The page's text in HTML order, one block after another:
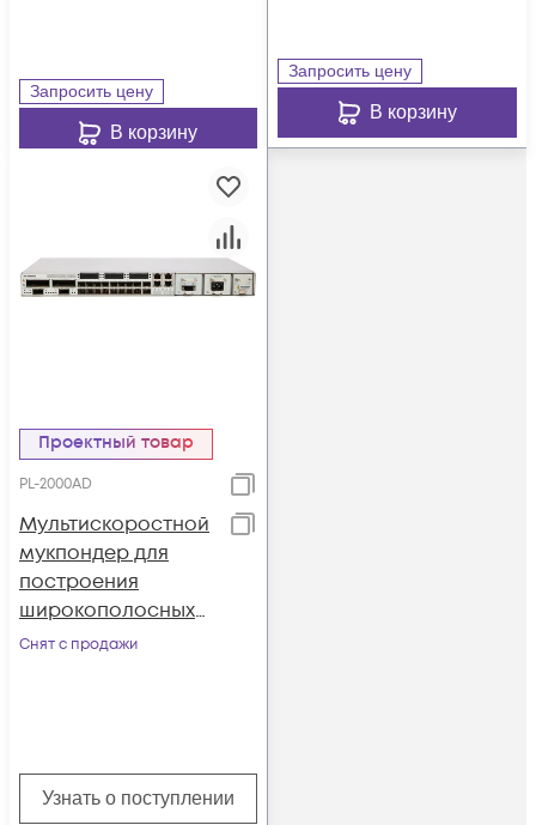
Запросить цену
В корзину
Запросить цену
В корзину
Проектный товар
PL-2000AD
Мультискоростной
мукпондер для
построения
широкополосных
оптиковолоконных
Снят с продажи
Узнать о поступлении